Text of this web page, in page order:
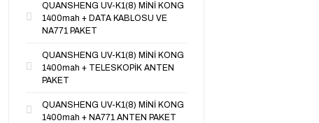
QUANSHENG UV-K1(8) MİNİ KONG
1400mah + DATA KABLOSU VE
NA771 PAKET
QUANSHENG UV-K1(8) MİNİ KONG
1400mah + TELESKOPİK ANTEN
PAKET
QUANSHENG UV-K1(8) MİNİ KONG
1400mah + NA771 ANTEN PAKET